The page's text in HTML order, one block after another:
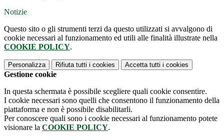
Notizie
Questo sito o gli strumenti terzi da questo utilizzati si avvalgono di
cookie necessari al funzionamento ed utili alle finalità illustrate nella
COOKIE POLICY.
Personalizza Rifiuta tutti i cookies Accetta tutti i cookies
Gestione cookie
In questa schermata è possibile scegliere quali cookie consentire.
I cookie necessari sono quelli che consentono il funzionamento della
piattaforma e non è possibile disabilitarli.
Per conoscere quali sono i cookie necessari al funzionamento potete
visionare la COOKIE POLICY.